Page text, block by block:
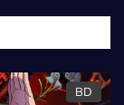
BD